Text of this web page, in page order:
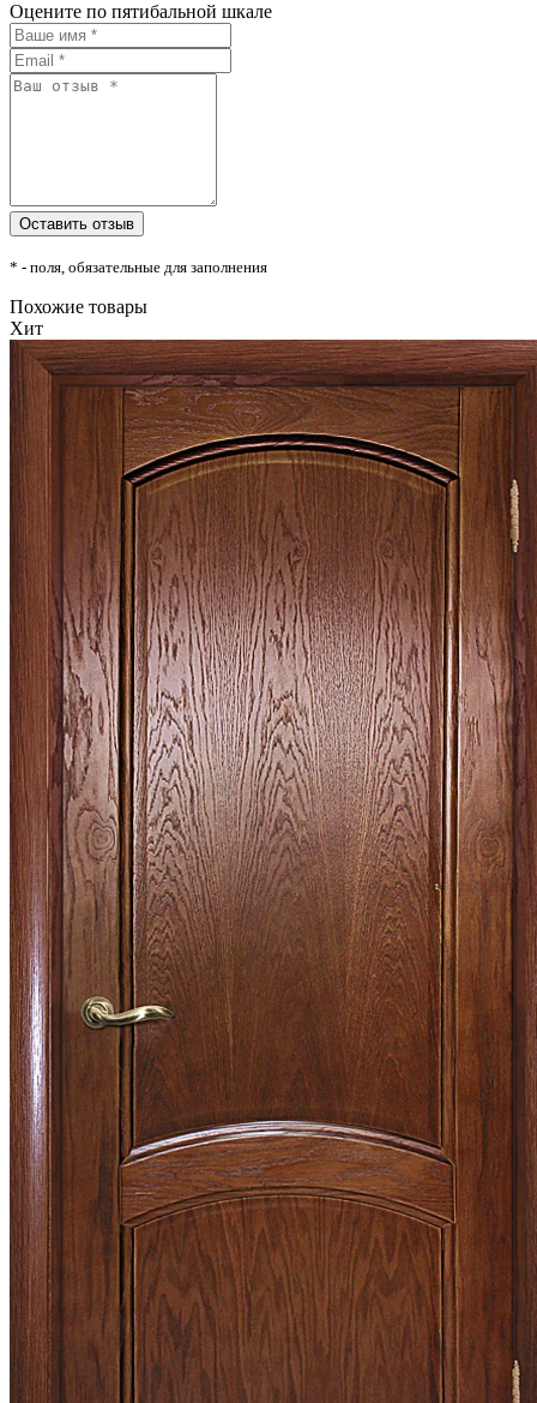
Оцените по пятибальной шкале
* - поля, обязательные для заполнения
Похожие товары
Хит